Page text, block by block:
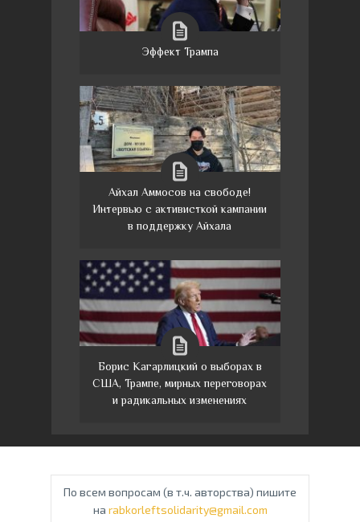
Эффект Трампа
Айхал Аммосов на свободе!
Интервью с активисткой кампании
в поддержку Айхала
Борис Кагарлицкий о выборах в
США, Трампе, мирных переговорах
и радикальных изменениях
По всем вопросам (в т.ч. авторства) пишите
на rabkorleftsolidarity@gmail.com